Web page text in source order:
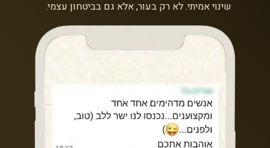
שינוי אמיתי. לא רק בעור, אלא גם בביטחון עצמי.